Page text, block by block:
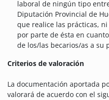
laboral de ningún tipo
Diputación Provincial de
que realice las prácticas,
por parte de ésta en
de los/las becarios/as a su
Criterios de valoración
La documentación aportada
valorará de acuerdo con el